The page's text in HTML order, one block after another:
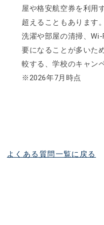
屋や格安航空券を利用
超えることもあります
洗濯や部屋の清掃、
要になることが多いた
較する、学校のキャン
※2026年7月時点
よくある質問一覧に戻る